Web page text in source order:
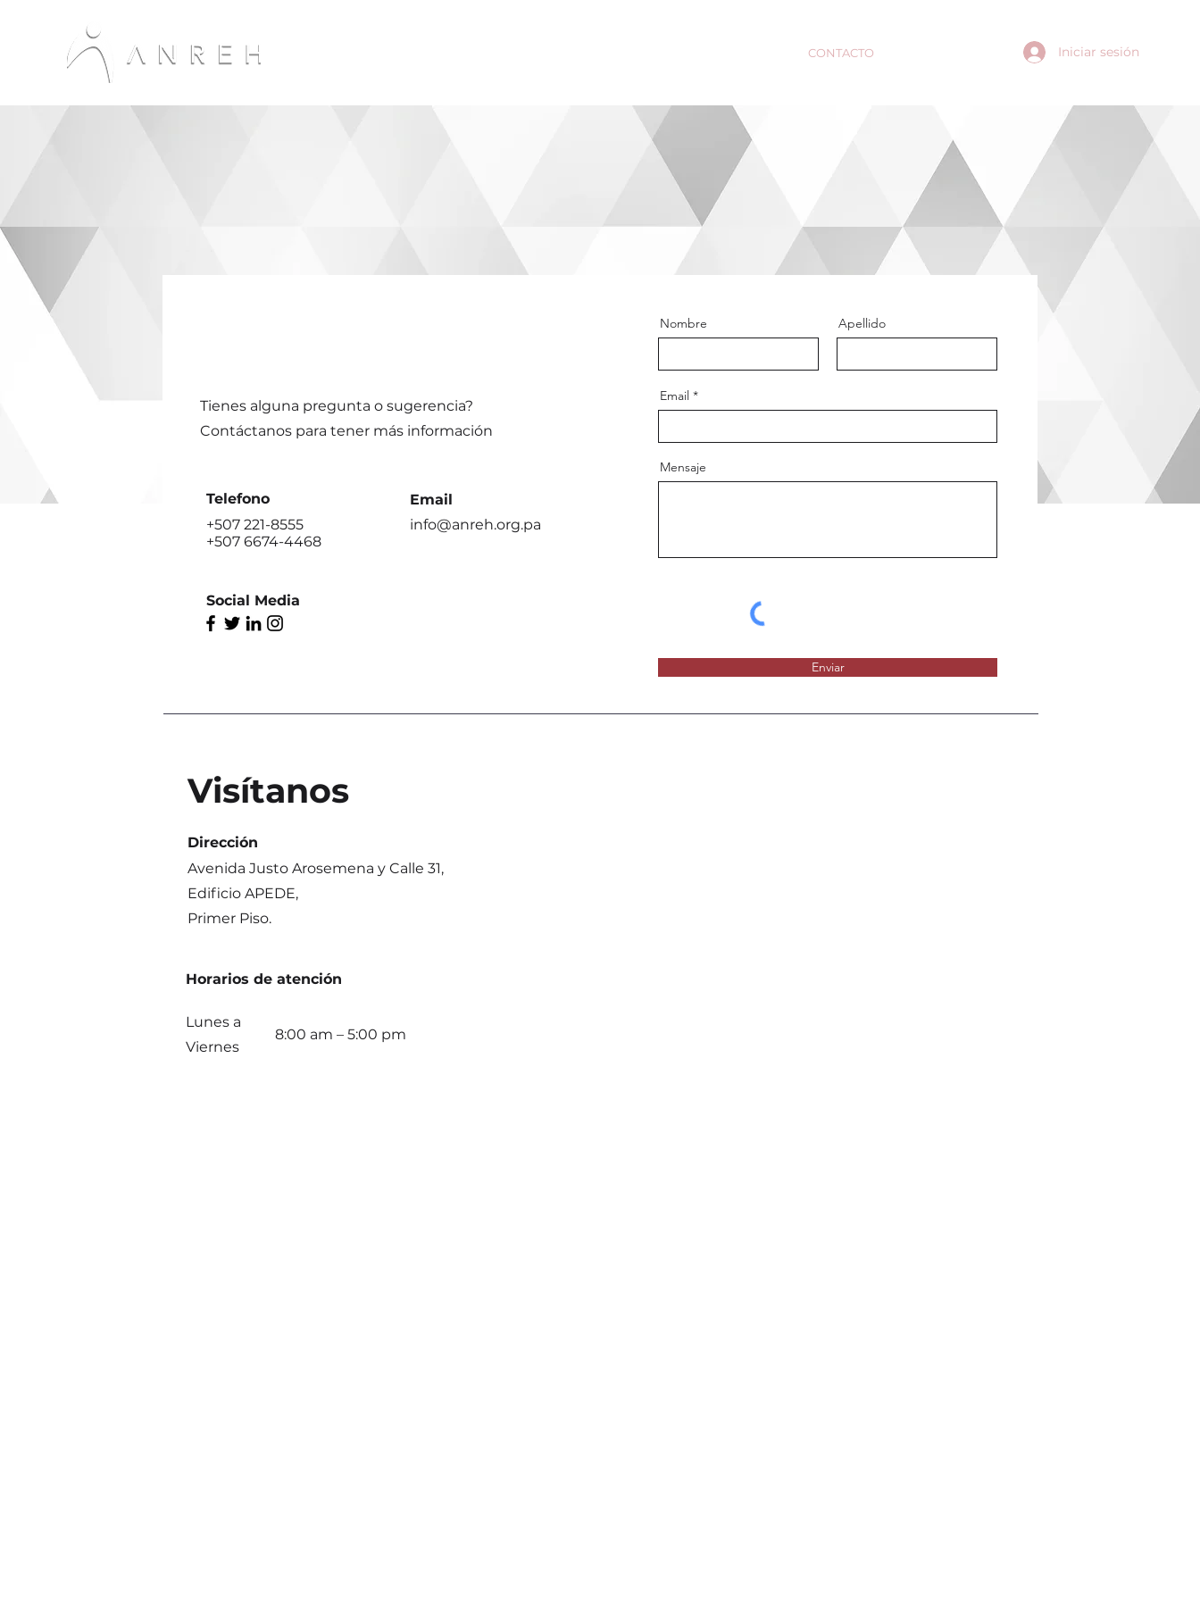
CONTACTO Iniciar sesión
Tienes alguna pregunta o sugerencia?
Contáctanos para tener más información
Telefono
+507 221-8555
+507 6674-4468
Email
info@anreh.org.pa
Social Media
Nombre Apellido
Email
Mensaje
Enviar
Visítanos
Dirección
Avenida Justo Arosemena y Calle 31,
Edificio APEDE,
Primer Piso.
Horarios de atención
Lunes a
Viernes
8:00 am – 5:00 pm